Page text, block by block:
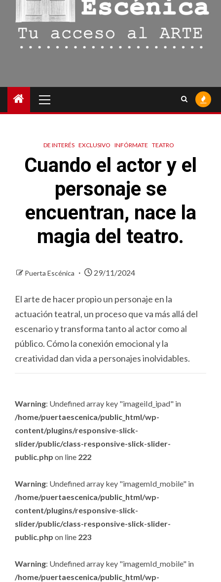
principal
DE INTERÉS EXCLUSIVO INFÓRMATE TEATRO
Cuando el actor y el
personaje se
encuentran, nace la
magia del teatro.
Puerta Escénica 29/11/2024
El arte de hacer propio un personaje en la
actuación teatral, un proceso que va más allá del
escenario y transforma tanto al actor como al
público. Cómo la conexión emocional y la
creatividad dan vida a personajes inolvidables.
Warning: Undefined array key "imageiId_ipad" in
/home/puertaescenica/public_html/wp-
content/plugins/responsive-slick-
slider/public/class-responsive-slick-slider-
public.php on line 222
Warning: Undefined array key "imagemId_mobile" in
/home/puertaescenica/public_html/wp-
content/plugins/responsive-slick-
slider/public/class-responsive-slick-slider-
public.php on line 223
Warning: Undefined array key "imagemId_mobile" in
/home/puertaescenica/public_html/wp-